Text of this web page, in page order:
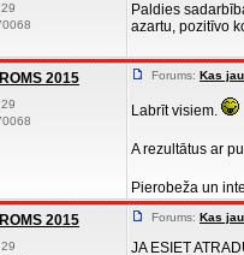
Paldies
azartu, pozitīvo
2015 Forums: Kas
Labrīt visiem.
A rezultātus ar
Pierobeža un
2015
Forums: Kas
JA ESIET